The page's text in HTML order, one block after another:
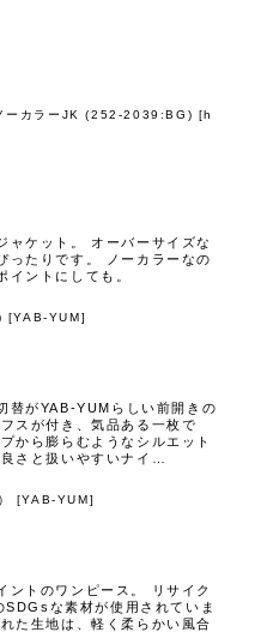
ーカラーJK (252-2039:BG) [h
ャケット。 オーバーサイズな
ったりです。 ノーカラーなの
イントにしても。
[YAB-YUM]
替がYAB-YUMらしい前開きの
スが付き、気品ある一枚で
から膨らむようなシルエット
さと扱いやすいナイ…
[YAB-YUM]
ントのワンピース。 リサイク
な素材が使用されていま
た生地は、軽く柔らかい風合